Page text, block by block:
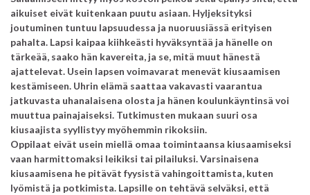
aikuiset eivät kuitenkaan puutu asiaan. Hyljeksityksi
joutuminen tuntuu lapsuudessa ja nuoruusiässä erityisen
pahalta. Lapsi kaipaa kiihkeästi hyväksyntää ja hänelle on
tärkeää, saako hän kavereita, ja se, mitä muut hänestä
ajattelevat. Usein lapsen voimavarat menevät kiusaamisen
kestämiseen. Uhrin elämä saattaa vakavasti vaarantua
jatkuvasta uhanalaisena olosta ja hänen koulunkäyntinsä voi
muuttua painajaiseksi. Tutkimusten mukaan suuri osa
kiusaajista syyllistyy myöhemmin rikoksiin.
Oppilaat eivät usein miellä omaa toimintaansa kiusaamiseksi
vaan harmittomaksi leikiksi tai pilailuksi. Varsinaisena
kiusaamisena he pitävät fyysistä vahingoittamista, kuten
lyömistä ja potkimista. Lapsille on tehtävä selväksi, että